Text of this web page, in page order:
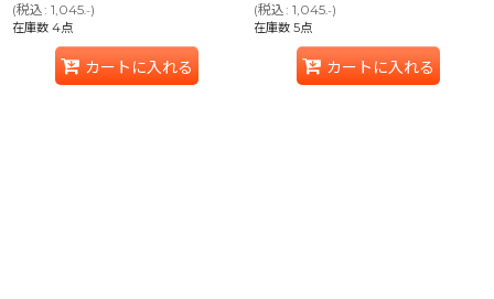
(税込: 1,045.-)
在庫数 4点
カートに入れる
(税込: 1,045.-)
在庫数 5点
カートに入れる